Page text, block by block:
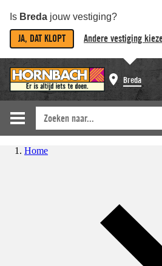
Is Breda jouw vestiging?
JA, DAT KLOPT Andere vestiging
Breda
Home